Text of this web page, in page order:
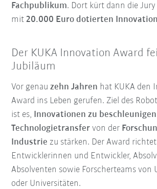
Fachpublikum. Dort kürt dann die Jury
mit20.000 Euro dotierten
Der KUKA Innovation Award
Jubiläum
Vor genauzehn Jahren hat KUKA den
Award ins Leben gerufen. Ziel des
ist es, Innovationen zu beschleunigen
Technologietransfer von der
Industrie zu stärken. Der Award
Entwicklerinnen und Entwickler,
Absolventen sowie Forscherteams von
oder Universitäten.